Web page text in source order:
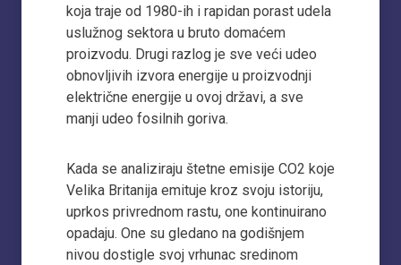
koja traje od 1980-ih i rapidan porast udela
uslužnog sektora u bruto domaćem
proizvodu. Drugi razlog je sve veći udeo
obnovljivih izvora energije u proizvodnji
električne energije u ovoj državi, a sve
manji udeo fosilnih goriva.
Kada se analiziraju štetne emisije CO2 koje
Velika Britanija emituje kroz svoju istoriju,
uprkos privrednom rastu, one kontinuirano
opadaju. One su gledano na godišnjem
nivou dostigle svoj vrhunac sredinom